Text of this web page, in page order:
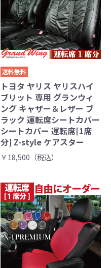
送料無料
トヨタ ヤリス ヤリスハイ
ブリット 専用 グランウィ
ング キャザー＆レザー ブ
ラック 運転席シートカバー
シートカバー 運転席[1席
分] Z-style ケアスター
￥18,500（税込）